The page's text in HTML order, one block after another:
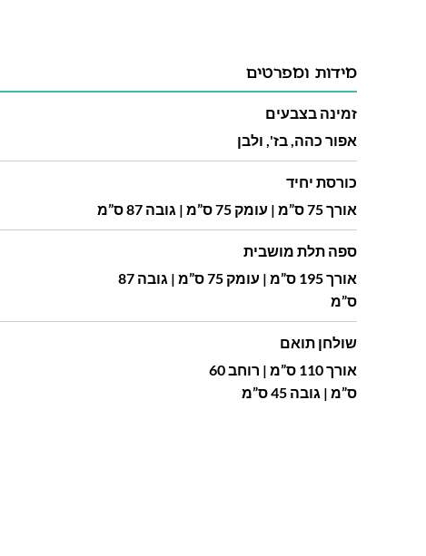
מידות ומפרטים
זמינה בצבעים
אפור כהה, בז', ולבן
כורסת יחיד
אורך 75 ס”מ | עומק 75 ס”מ | גובה 87 ס”מ
ספה תלת מושבית
אורך 195 ס”מ | עומק 75 ס”מ | גובה 87
ס”מ
שולחן תואם
אורך 110 ס”מ | רוחב 60
ס”מ | גובה 45 ס”מ